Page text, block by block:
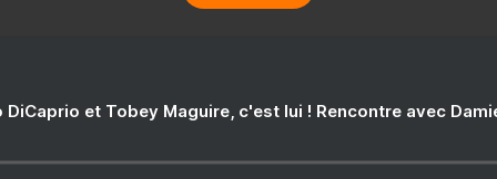
DiCaprio et Tobey Maguire, c'est lui ! Rencontre avec